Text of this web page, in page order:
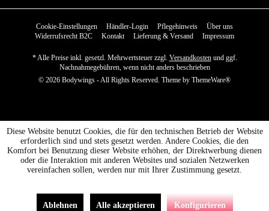
Cookie-Einstellungen Händler-Login Pflegehinweis
Über uns
Widerrufsrecht B2C
Kontakt Lieferung & Versand Impressum
* Alle Preise inkl. gesetzl. Mehrwertsteuer zzgl. Versandkostenund ggf.
Nachnahmegebühren, wenn nicht anders beschrieben
© 2026 Bodywings - All Rights Reserved. Theme by ThemeWare®
Diese Website benutzt Cookies, die für den technischen Betrieb der Website
erforderlich sind und stets gesetzt werden. Andere Cookies, die den
Komfort bei Benutzung dieser Website erhöhen, der Direktwerbung dienen
oder die Interaktion mit anderen Websites und sozialen Netzwerken
vereinfachen sollen, werden nur mit Ihrer Zustimmung gesetzt.
Ablehnen Alle akzeptieren Konfigurieren